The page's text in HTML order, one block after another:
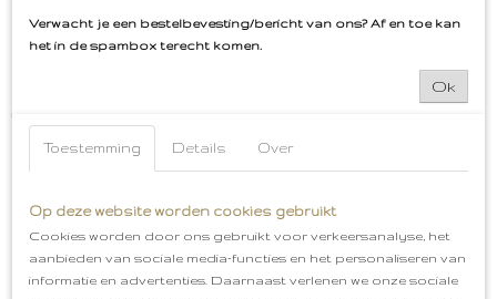
€ 5,99
Verwacht je een bestelbevesting/bericht van ons? Af en toe kan
het in de spambox terecht komen.
Ok
Toestemming Details Over
Op deze website worden cookies gebruikt
Cookies worden door ons gebruikt voor verkeersanalyse, het
aanbieden van sociale media-functies en het personaliseren van
informatie en advertenties. Daarnaast verlenen we onze sociale